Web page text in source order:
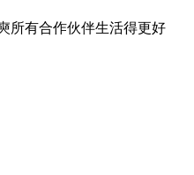
所有合作伙伴生活得更好